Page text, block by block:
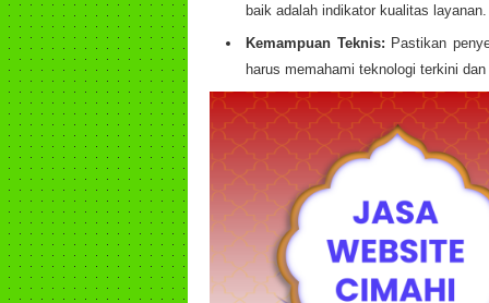
baik adalah indikator kualitas layanan.
Kemampuan Teknis: Pastikan
harus memahami teknologi terkini